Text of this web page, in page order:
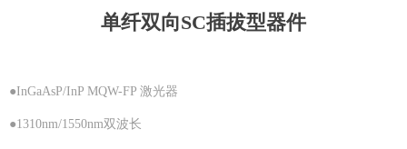
单纤双向SC插拔型器件
●InGaAsP/InP MQW-FP 激光器
●1310nm/1550nm双波长